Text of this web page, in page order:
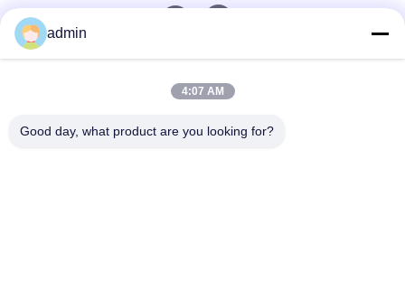
빠른 연락
admin
4:07 AM
Good day, what product are you looking for?